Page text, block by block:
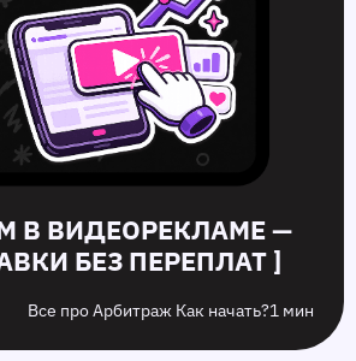
В ВИДЕОРЕКЛАМЕ —
БЕЗ ПЕРЕПЛАТ ]
Все про Арбитраж Как начать?1 мин